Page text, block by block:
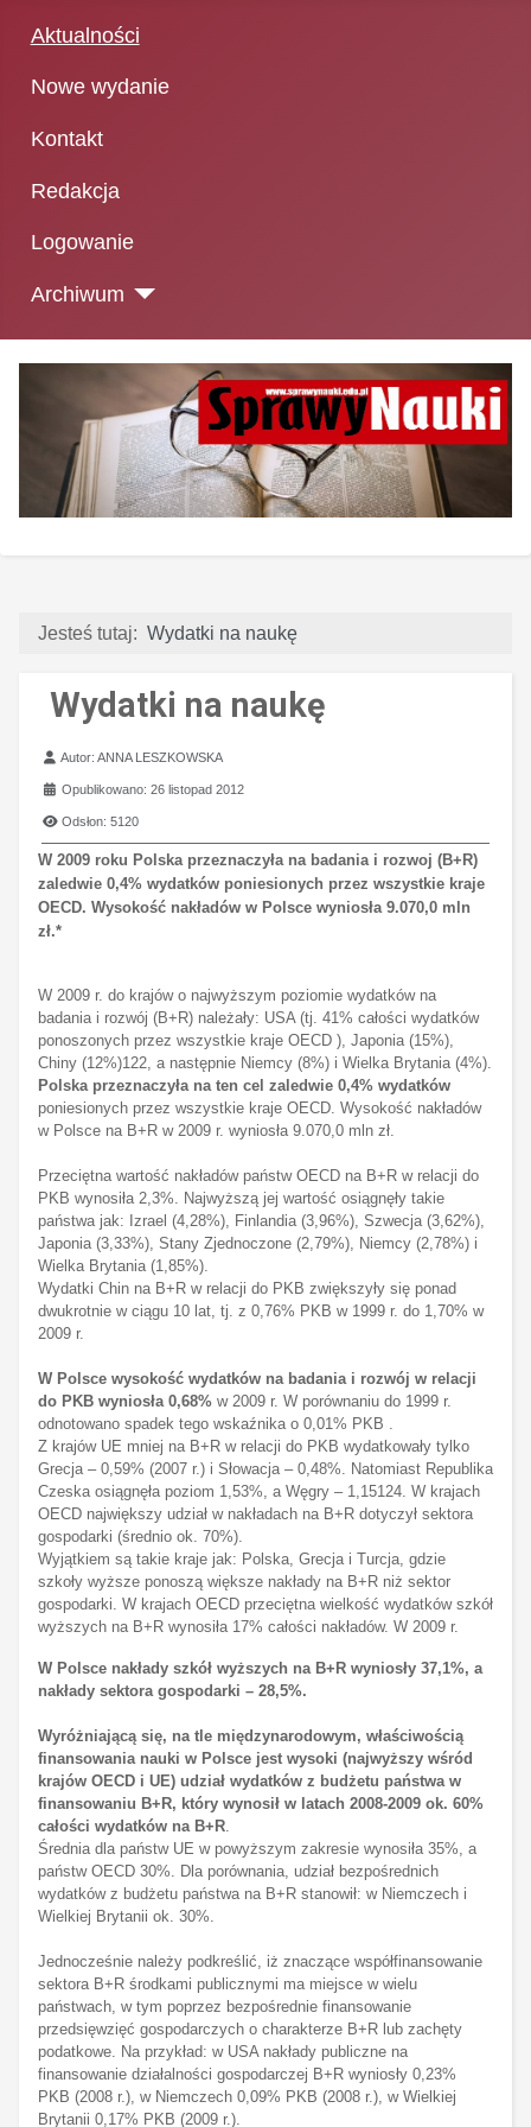
Aktualności
Nowe wydanie
Kontakt
Redakcja
Logowanie
Archiwum
Jesteś tutaj: Wydatki na naukę
Wydatki na naukę
Szczegóły
Autor:ANNA LESZKOWSKA
Opublikowano: 26 listopad 2012
Odsłon: 5120
W 2009 roku Polska przeznaczyła na badania i rozwoj (B+R)
zaledwie 0,4% wydatków poniesionych przez wszystkie kraje
OECD. Wysokość nakładów w Polsce wyniosła 9.070,0 mln
zł.*
W 2009 r. do krajów o najwyższym poziomie wydatków na
badania i rozwój (B+R) należały: USA(tj. 41% całości wydatków
ponoszonych przez wszystkie kraje OECD ), Japonia (15%),
Chiny (12%)122, a następnie Niemcy (8%) i Wielka Brytania (4%).
Polska przeznaczyła na ten cel zaledwie 0,4% wydatków
poniesionych przez wszystkie kraje OECD. Wysokość nakładów
w Polsce na B+R w 2009 r. wyniosła 9.070,0 mln zł.
Przeciętna wartość nakładów państw OECD na B+R w relacji do
PKB wynosiła 2,3%. Najwyższą jej wartość osiągnęły takie
państwa jak: Izrael (4,28%), Finlandia (3,96%), Szwecja (3,62%),
Japonia (3,33%), Stany Zjednoczone (2,79%), Niemcy (2,78%) i
Wielka Brytania (1,85%).
Wydatki Chin na B+R w relacji do PKB zwiększyły się ponad
dwukrotnie w ciągu 10 lat, tj. z 0,76% PKB w 1999 r. do 1,70% w
2009 r.
W Polsce wysokość wydatków na badania i rozwój w relacji
do PKB wyniosła 0,68% w 2009 r. W porównaniu do 1999 r.
odnotowano spadek tego wskaźnika o 0,01% PKB .
Z krajów UE mniej na B+R w relacji do PKB wydatkowały tylko
Grecja – 0,59% (2007 r.) i Słowacja – 0,48%. Natomiast Republika
Czeska osiągnęła poziom 1,53%, a Węgry – 1,15124. W krajach
OECD największy udział w nakładach na B+R dotyczył sektora
gospodarki (średnio ok. 70%).
Wyjątkiem są takie kraje jak: Polska, Grecja i Turcja, gdzie
szkoły wyższe ponoszą większe nakłady na B+R niż sektor
gospodarki. W krajach OECD przeciętna wielkość wydatków szkół
wyższych na B+R wynosiła 17% całości nakładów. W 2009 r.
W Polsce nakłady szkół wyższych na B+R wyniosły 37,1%, a
nakłady sektora gospodarki – 28,5%.
Wyróżniającą się, na tle międzynarodowym, właściwością
finansowania nauki w Polsce jest wysoki (najwyższy wśród
krajów OECD i UE) udział wydatków z budżetu państwa w
finansowaniu B+R, który wynosił w latach 2008-2009 ok. 60%
całości wydatków na B+R.
Średnia dla państw UE w powyższym zakresie wynosiła 35%, a
państw OECD 30%. Dla porównania, udział bezpośrednich
wydatków z budżetu państwa na B+R stanowił: w Niemczech i
Wielkiej Brytanii ok. 30%.
Jednocześnie należy podkreślić, iż znaczące współfinansowanie
sektora B+R środkami publicznymi ma miejsce w wielu
państwach, w tym poprzez bezpośrednie finansowanie
przedsięwzięć gospodarczych o charakterze B+R lub zachęty
podatkowe. Na przykład: w USA nakłady publiczne na
finansowanie działalności gospodarczej B+R wyniosły 0,23%
PKB (2008 r.), w Niemczech 0,09% PKB (2008 r.), w Wielkiej
Brytanii 0,17% PKB (2009 r.).